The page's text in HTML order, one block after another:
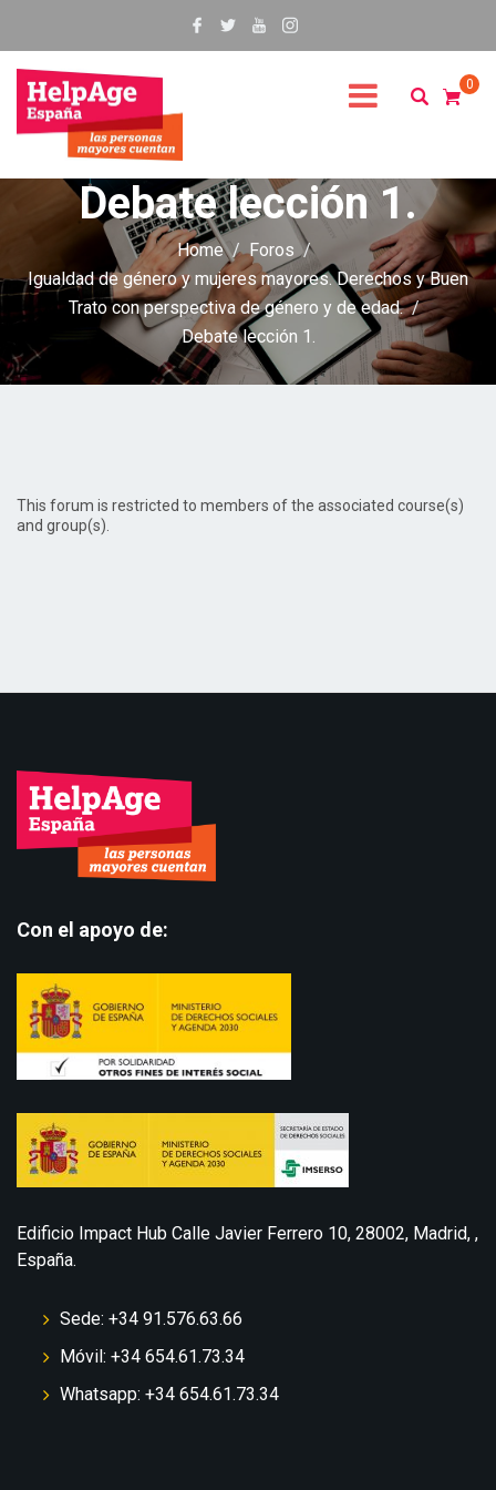
0
Debate lección 1.
Home
Foros
Igualdad de género y mujeres mayores. Derechos y Buen
Trato con perspectiva de género y de edad.
Debate lección 1.
This forum is restricted to members of the associated course(s)
and group(s).
Con el apoyo de:
Edificio Impact Hub Calle Javier Ferrero 10, 28002, Madrid, ,
España.
Sede: +34 91.576.63.66
Móvil: +34 654.61.73.34
Whatsapp: +34 654.61.73.34